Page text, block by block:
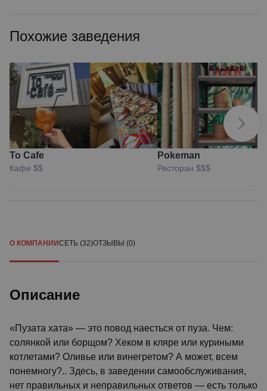
Похожие заведения
To Cafe
Кафе $$
Pokeman
Ресторан $$$
О КОМПАНИИСЕТЬ (32)ОТЗЫВЫ (0)
Описание
«Пузата хата» — это повод наесться от пуза. Чем:
солянкой или борщом? Хеком в кляре или куриными
котлетами? Оливье или винегретом? А может, всем
понемногу?.. Здесь, в заведении самообслуживания,
нет правильных и неправильных ответов — есть только